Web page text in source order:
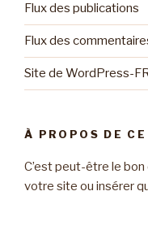
Flux des publications
Flux des
Site de WordPress-
À PROPOS DE
C’est peut-être le
votre site ou insérer